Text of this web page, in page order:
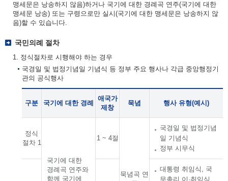
맹세문은 낭송하지 않음)하거나 국기에 대한 경례곡 연주(국기에 대한
맹세문 낭송) 또는 구령으로만 실시(국기에 대한 맹세문은 낭송하지 않
음)할 수 있습니다.
국민의례 절차
1. 정식절차로 시행해야 하는 경우
국경일 및 법정기념일 기념식 등 정부 주요 행사나 각급 중앙행정기
관의 공식행사
구분 국기에 대한 경례
애국가
제창
묵념 행사 유형(예시)
정식
절차 1
국기에 대한
경례곡 연주와
함께 국기에
1 ~ 4절
묵념곡 연
국경일 및 법정기념
일 기념식
정부 시무식
대통령 취임식, 국
무총리 이·취임식